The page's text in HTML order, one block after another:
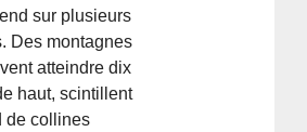
sur plusieurs
Des montagnes
atteindre dix
haut, scintillent
de collines